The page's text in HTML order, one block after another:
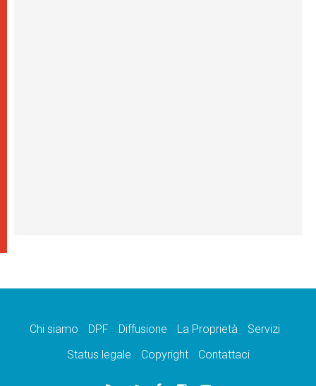
Chi siamo DPF Diffusione La Proprietà
Servizi
Status legale
Copyright Contattaci